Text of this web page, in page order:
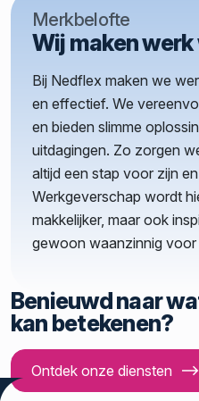
Merkbelofte
Wij maken
Bij Nedflex maken we
en effectief. We
en bieden slimme
uitdagingen. Zo zorgen
altijd een stap voor zijn
Werkgeverschap wordt
makkelijker, maar ook
gewoon waanzinnig voor
Benieuwd naar
kan betekenen?
Ontdek onze diensten